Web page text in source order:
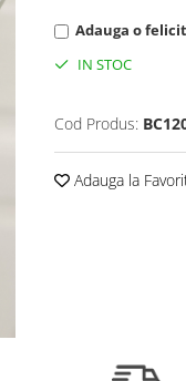
Adauga o
IN STOC
Cod Produs:
Adauga la